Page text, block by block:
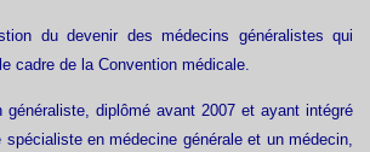
du devenir des médecins généralistes qui
cadre de la Convention médicale.
diplômé avant 2007 et ayant intégré
en médecine générale et un médecin,